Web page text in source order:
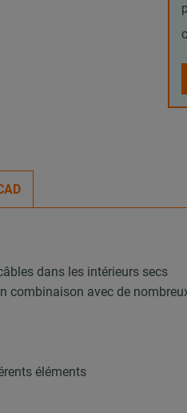
dans les intérieurs secs
combinaison avec de
éléments